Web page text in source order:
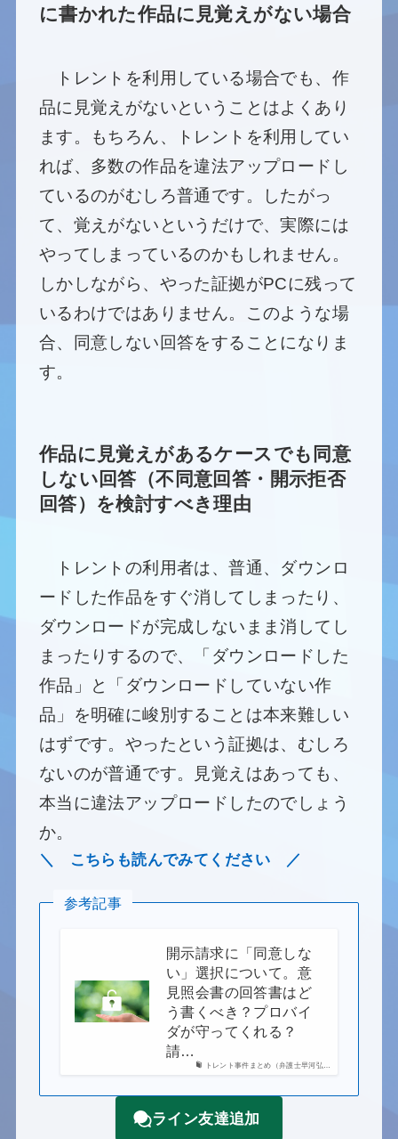
に書かれた作品に見覚えがない場合
トレントを利用している場合でも、作
品に見覚えがないということはよくあり
ます。もちろん、トレントを利用してい
れば、多数の作品を違法アップロードし
ているのがむしろ普通です。したがっ
て、覚えがないというだけで、実際には
やってしまっているのかもしれません。
しかしながら、やった証拠がPCに残って
いるわけではありません。このような場
合、同意しない回答をすることになりま
す。
作品に見覚えがあるケースでも同意
しない回答（不同意回答・開示拒否
回答）を検討すべき理由
トレントの利用者は、普通、ダウンロ
ードした作品をすぐ消してしまったり、
ダウンロードが完成しないまま消してし
まったりするので、「ダウンロードした
作品」と「ダウンロードしていない作
品」を明確に峻別することは本来難しい
はずです。やったという証拠は、むしろ
ないのが普通です。見覚えはあっても、
本当に違法アップロードしたのでしょう
か。
＼ こちらも読んでみてください ／
参考記事
トレント事件まとめ（弁護士早河弘…
開示請求に「同意しな
い」選択について。意
見照会書の回答書はど
う書くべき？プロバイ
ダが守ってくれる？
請…
ライン友達追加